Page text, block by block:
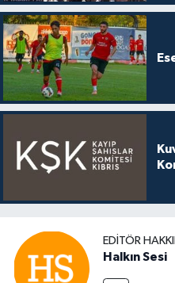
EDITÖR
Halkın Sesi